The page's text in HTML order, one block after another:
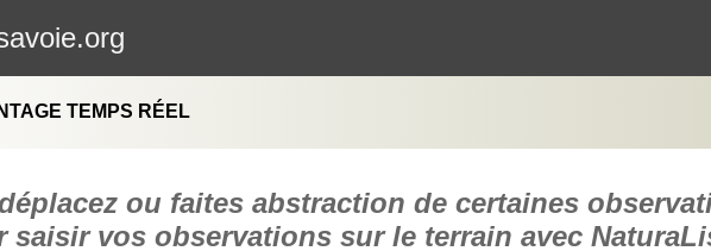
TEMPS RÉEL
ou faites abstraction de certaines
saisir vos observations sur le terrain avec